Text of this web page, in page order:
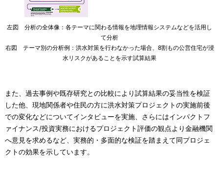
左図 分析の全体像：各テーマに関わる情報を地理情報システムなどを活用し
て分析
右図 テーマ別の分析例：洪水対策を行わなかった場合、8割もの公営住宅が浸
水リスクがあることを示す試算結果
また、過去事例や既存研究との比較により試算結果の妥当性を検証
した他、現地関係者や住民の方に洪水対策プロジェクトの実施前後
での変化などについてインタビューを実施、さらにはインパクトフ
ァイナンス/投資実務におけるプロジェクト評価の観点より金融機関
へ意見を求めるなど、実務的・多面的な検証を踏まえて同プロジェ
クトの効果を示しています。